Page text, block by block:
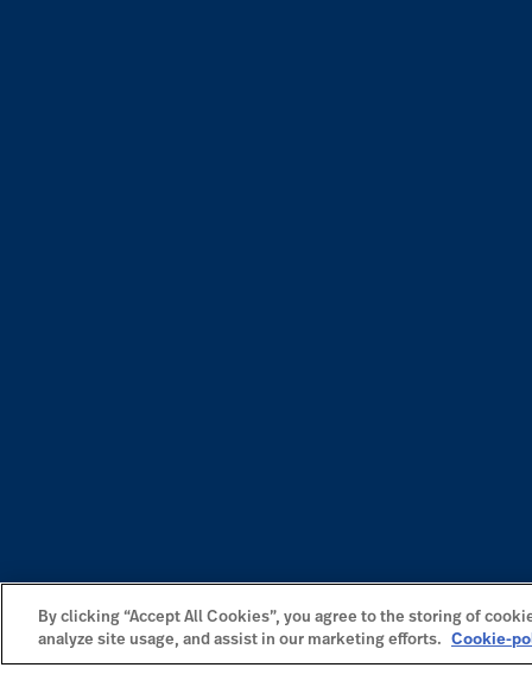
By clicking “Accept All Cookies”, you agree to the storing of
analyze site usage, and assist in our marketing efforts.
Cookie-